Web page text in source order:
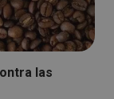
las